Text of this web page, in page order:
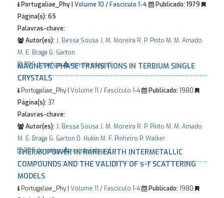
Portugaliae_Phy | Volume 10 / Fascículo 1-4 Publicado:1979
Página(s):65
Palavras-chave:
Autor(es):J. Bessa Sousa J. M. Moreira R. P. Pinto M. M. Amado
M. E. Braga G. Garton
PDF do artigo
revista integral
MAGNETIC PHASE TRANSITIONS IN TERBIUM SINGLE
CRYSTALS
Portugaliae_Phy | Volume 11 / Fascículo 1-4 Publicado:1980
Página(s):37
Palavras-chave:
Autor(es):J. Bessa Sousa J. M. Moreira R. P. Pinto M. M. Amado
M. E. Braga G. Garton D. Hukin M. F. Pinheiro P. Walker
PDF do artigo
revista integral
THERMOPOWER IN RARE EARTH INTERMETALLIC
COMPOUNDS AND THE VALIDITY OF s-f SCATTERING
MODELS
Portugaliae_Phy | Volume 11 / Fascículo 1-4 Publicado:1980